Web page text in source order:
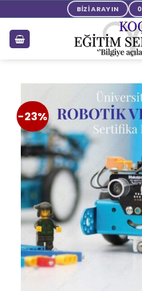
BİZİ ARAYIN
-23%